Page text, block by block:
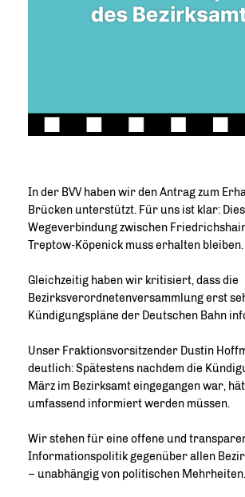
In der BVV haben wir den Antrag zum
Brücken unterstützt. Für uns ist klar:
Wegeverbindung zwischen
Treptow-Köpenick muss erhalten bleiben.
Gleichzeitig haben wir kritisiert, dass die
Bezirksverordnetenversammlung erst
Kündigungspläne der Deutschen Bahn
Unser Fraktionsvorsitzender Dustin
deutlich: Spätestens nachdem die
März im Bezirksamt eingegangen war,
umfassend informiert werden müssen.
Wir stehen für eine offene und
Informationspolitik gegenüber allen
– unabhängig von politischen Mehrheiten.